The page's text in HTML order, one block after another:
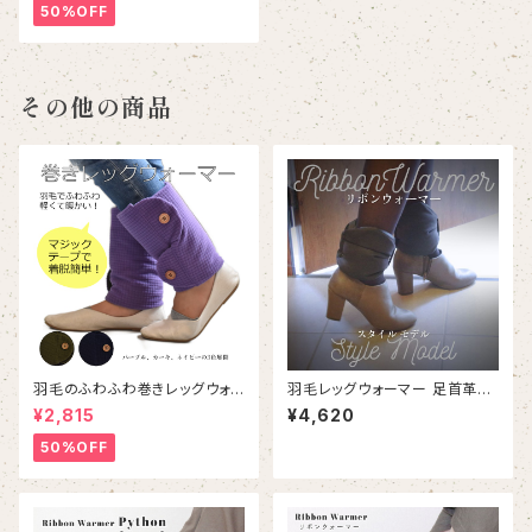
50%OFF
その他の商品
羽毛のふわふわ巻きレッグウォ
ーマー｜Down wrapped leg
warmer
¥2,815
50%OFF
羽毛レッグウォーマー 足首革命
®リボンウォーマー【スタイルモ
デル】足首 冷え対策 日本製｜D
¥4,620